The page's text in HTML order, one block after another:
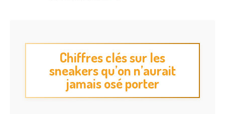
Chiffres clés sur les
sneakers qu’on n’aurait
jamais osé porter